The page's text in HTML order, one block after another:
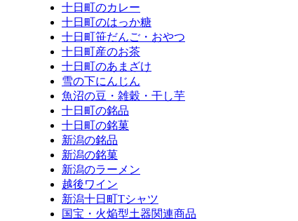
十日町のカレー
十日町のはっか糖
十日町笹だんご・おやつ
十日町産のお茶
十日町のあまざけ
雪の下にんじん
魚沼の豆・雑穀・干し芋
十日町の銘品
十日町の銘菓
新潟の銘品
新潟の銘菓
新潟のラーメン
越後ワイン
新潟十日町Tシャツ
国宝・火焔型土器関連商品